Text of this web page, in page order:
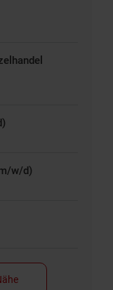
w/d)